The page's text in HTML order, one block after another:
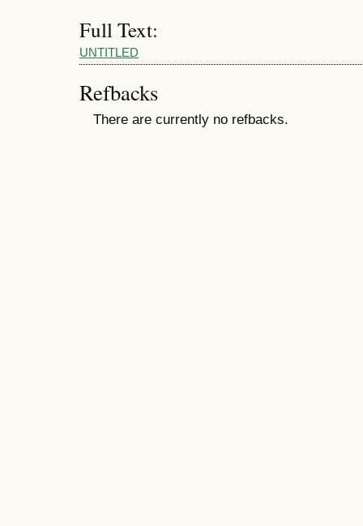
Full Text:
UNTITLED
Refbacks
There are currently no refbacks.